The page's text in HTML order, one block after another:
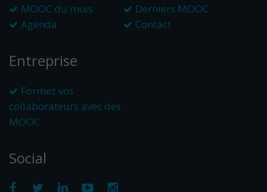
MOOC du mois
Derniers MOOC
Agenda
Contact
Entreprise
Formez vos
collaborateurs avec des
MOOC
Social